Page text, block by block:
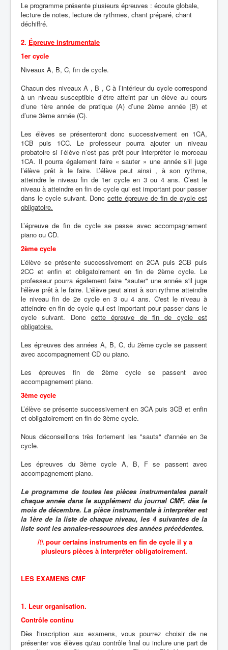
Le programme présente plusieurs épreuves : écoute globale,
lecture de notes, lecture de rythmes, chant préparé, chant
déchiffré.
2. Épreuve instrumentale
1er cycle
Niveaux A, B, C, fin de cycle.
Chacun des niveaux A , B , C à l’intérieur du cycle correspond
à un niveau susceptible d’être atteint par un élève au cours
d’une 1ère année de pratique (A) d’une 2ème année (B) et
d’une 3ème année (C).
Les élèves se présenteront donc successivement en 1CA,
1CB puis 1CC. Le professeur pourra ajouter un niveau
probatoire si l’élève n’est pas prêt pour interpréter le morceau
1CA. Il pourra également faire « sauter » une année s’il juge
l’élève prêt à le faire. L’élève peut ainsi , à son rythme,
atteindre le niveau fin de 1er cycle en 3 ou 4 ans. C’est le
niveau à atteindre en fin de cycle qui est important pour passer
dans le cycle suivant. Donc cette épreuve de fin de cycle est
obligatoire.
L’épreuve de fin de cycle se passe avec accompagnement
piano ou CD.
2ème cycle
L’élève se présente successivement en 2CA puis 2CB puis
2CC et enfin et obligatoirement en fin de 2ème cycle. Le
professeur pourra également faire "sauter" une année s'il juge
l'élève prêt à le faire. L'élève peut ainsi à son rythme atteindre
le niveau fin de 2e cycle en 3 ou 4 ans. C'est le niveau à
atteindre en fin de cycle qui est important pour passer dans le
cycle suivant. Donc cette épreuve de fin de cycle est
obligatoire.
Les épreuves des années A, B, C, du 2ème cycle se passent
avec accompagnement CD ou piano.
Les épreuves fin de 2ème cycle se passent avec
accompagnement piano.
3ème cycle
L’élève se présente successivement en 3CA puis 3CB et enfin
et obligatoirement en fin de 3ème cycle.
Nous déconseillons très fortement les "sauts" d'année en 3e
cycle.
Les épreuves du 3ème cycle A, B, F se passent avec
accompagnement piano.
Le programme de toutes les pièces instrumentales parait
chaque année dans le supplément du journal CMF, dès le
mois de décembre. La pièce instrumentale à interpréter est
la 1ère de la liste de chaque niveau, les 4 suivantes de la
liste sont les annales-ressources des années précédentes.
/!\ pour certains instruments en fin de cycle il y a
plusieurs pièces à interpréter obligatoirement.
LES EXAMENS CMF
1. Leur organisation.
Contrôle continu
Dès l'inscription aux examens, vous pourrez choisir de ne
présenter vos élèves qu'au contrôle final ou inclure une part de